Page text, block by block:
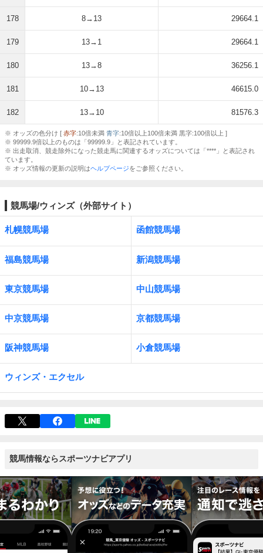
178 8→13 29664.1
179 13→1 29664.1
180 13→8 36256.1
181 10→13 46615.0
182 13→10 81576.3
※ オッズの色分け [ 赤字:10倍未満 青字:10倍以上100倍未満 黒字:100倍以上 ]
※ 99999.9倍以上のものは「99999.9」と表記されています。
※ 出走取消、競走除外になった競走馬に関連するオッズについては「****」と表記され
ています。
※ オッズ情報の更新の説明はヘルプページをご参照ください。
競馬場/ウィンズ（外部サイト）
札幌競馬場 函館競馬場
福島競馬場 新潟競馬場
東京競馬場 中山競馬場
中京競馬場 京都競馬場
阪神競馬場 小倉競馬場
ウィンズ・エクセル
競馬情報ならスポーツナビアプリ